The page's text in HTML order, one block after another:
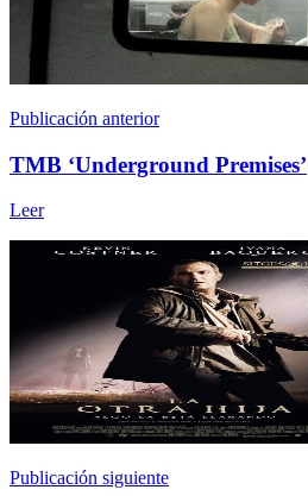
Publicación anterior
TMB ‘Underground Premises’
Leer
Publicación siguiente